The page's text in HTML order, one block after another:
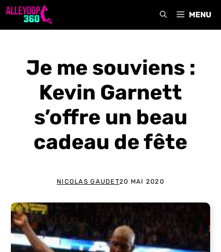
Aller
MENU
Je me souviens :
Kevin Garnett
s’offre un beau
cadeau de fête
NICOLAS GAUDET20 MAI 2020